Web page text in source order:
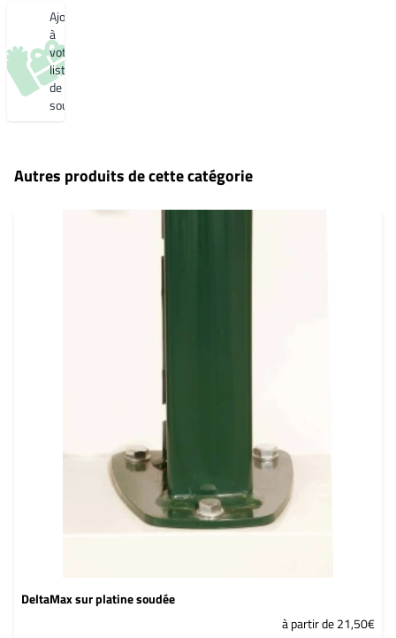
souhaitsAjouter
à
votre
liste
de
souhaits
Autres produits de cette catégorie
DeltaMax sur platine soudée
à partir de 21,50€